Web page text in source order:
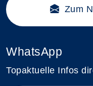
Zum
WhatsApp
Topaktuelle Infos